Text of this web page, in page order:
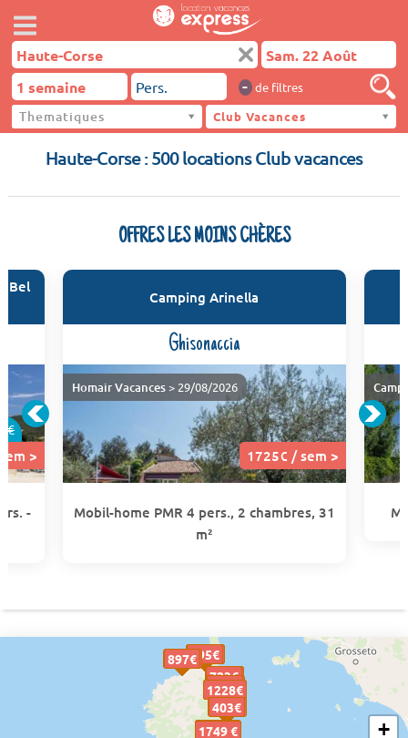
- de filtres
Thematiques Club Vacances
Haute-Corse
Haute-Corse : 500 locations Club vacances
OFFRES LES MOINS CHÈRES
Bel
>
-
Camping Arinella
Ghisonaccia
1725€ / sem >
Homair Vacances> 29/08/2026
Mobil-home PMR 4 pers., 2 chambres, 31
m²
480 €
628 €
654 €
865 €
880 €
886 €
897 €955 €
1256 €
1749 €
1228€
1725€
795€
479€
897€
723€
516€
403€
1228€
1725€
795€
479€
897€
723€
516€
403€
1228€
+